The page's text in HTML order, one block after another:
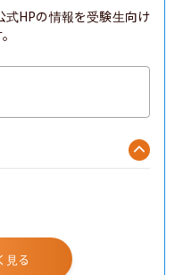
HPの情報を受験生向け
見る